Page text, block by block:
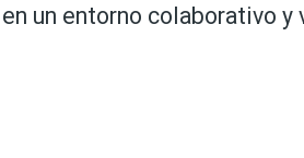
un entorno colaborativo y